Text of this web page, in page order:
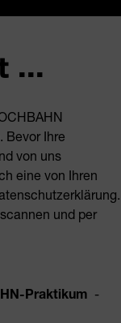
...
Bevor Ihre
von uns
eine von Ihren
und per
Praktikum -